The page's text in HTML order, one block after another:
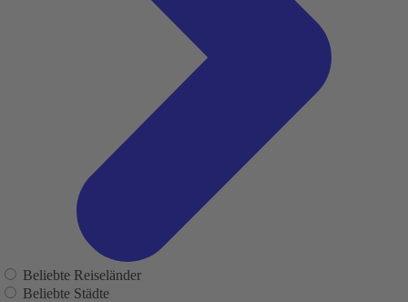
Beliebte Reiseländer
Beliebte Städte